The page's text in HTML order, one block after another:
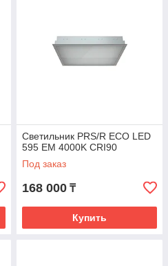
Светильник PRS/R ECO LED
595 EM 4000K CRI90
Под заказ
168 000 ₸
Купить